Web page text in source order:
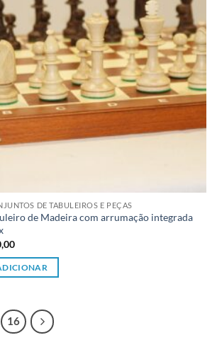
DE TABULEIROS E PEÇAS
de Madeira com arrumação integrada
16